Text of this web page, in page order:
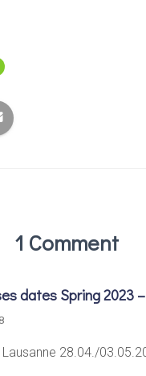
1 Comment
dates Spring 2023
28.04./